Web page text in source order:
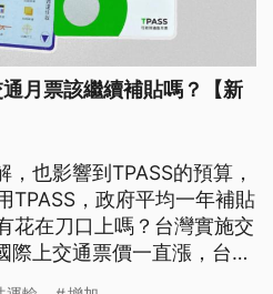
月票該繼續補貼嗎？【新
也影響到TPASS的預算，
TPASS，政府平均一年補貼
花在刀口上嗎？台灣實施交
際上交通票價一直漲，台灣